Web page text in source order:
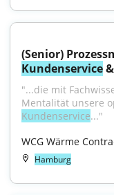
Kundenservice
"...die mit
Kundenservice..."
WCG Wärme
Hamburg